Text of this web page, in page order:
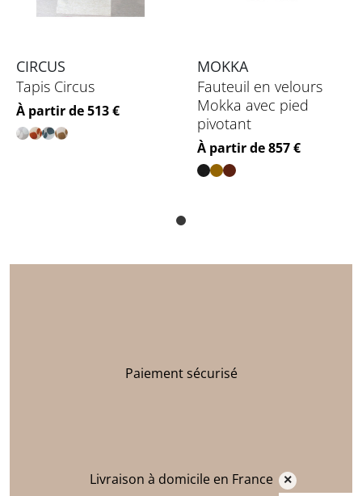
CIRCUS
Tapis Circus
Prix
À partir de 513 €
MOKKA
Fauteuil en velours
Mokka avec pied
pivotant
Prix
À partir de 857 €
Paiement sécurisé
Livraison à domicile en France
×